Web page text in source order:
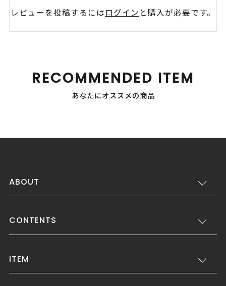
レビューを投稿するにはログイン と購入が必要です。
RECOMMENDED ITEM
あなたにオススメの商品
ABOUT
CONTENTS
ITEM